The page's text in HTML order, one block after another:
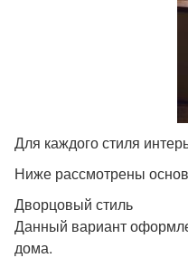
Для каждого стиля
Ниже рассмотрены
Дворцовый стиль
Данный вариант
дома.